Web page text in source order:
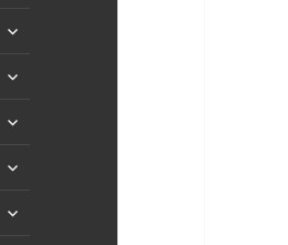
proširi
proširi
proširi
proširi
proširi